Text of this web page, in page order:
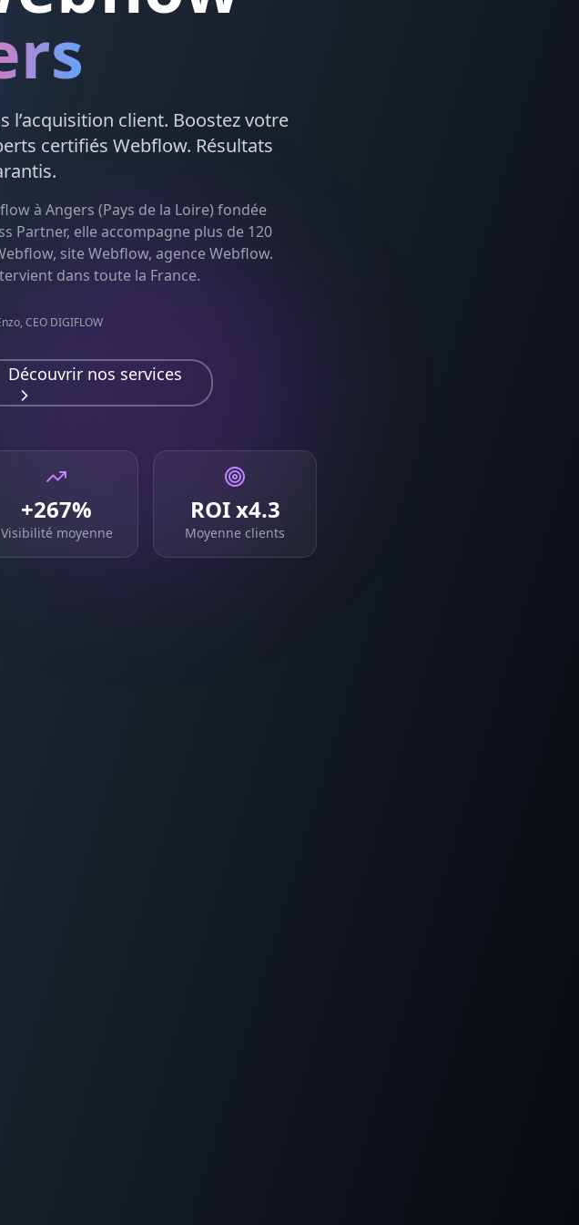
l’acquisition client. Boostez votre
certifiés Webflow. Résultats
à Angers (Pays de la Loire) fondée
Partner, elle accompagne plus de 120
site Webflow, agence Webflow.
dans toute la France.
CEO DIGIFLOW
Découvrir nos services
+267%
Visibilité moyenne
ROI x4.3
Moyenne clients